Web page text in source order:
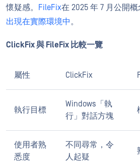
懷疑感。
FileFix在 2025 年 7 月公開
出現在實際環境中。
ClickFix 與 FileFix 比較一覽
屬性 ClickFix
執行目標
Windows「執
行」對話方塊
使用者熟
悉度
不同尋常，令
人起疑